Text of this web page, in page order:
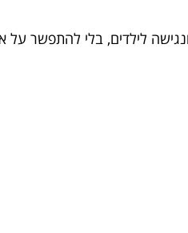
לילדים, בלי להתפשר על